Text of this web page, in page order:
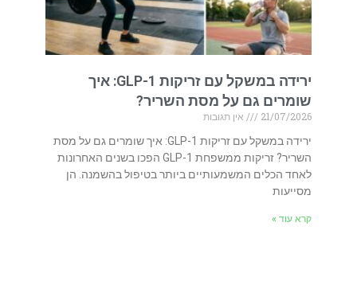
ירידה במשקל עם זריקות GLP-1: איך
שומרים גם על מסת השריר?
21/07/2026
אין תגובות
ירידה במשקל עם זריקות GLP-1: איך שומרים גם על מסת
השריר? זריקות ממשפחת GLP-1 הפכו בשנים האחרונות
לאחד הכלים המשמעותיים ביותר בטיפול בהשמנה. הן
מסייעות
קרא עוד »